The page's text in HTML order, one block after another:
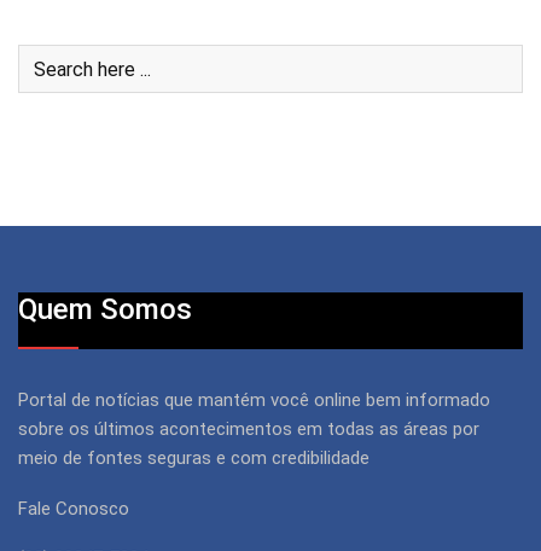
Quem Somos
Portal de notícias que mantém você online bem informado
sobre os últimos acontecimentos em todas as áreas por
meio de fontes seguras e com credibilidade
Fale Conosco